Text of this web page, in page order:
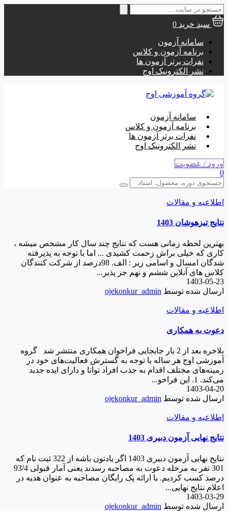
جستجو
برای:
سبد خرید 0
سامانه آزمون
برنامه آزمون و کلاس
نفرات برتر آزمون ها
نشر الکترونیک اوج
سامانه آزمون
برنامه آزمون و کلاس
نفرات برتر آزمون ها
نشر الکترونیک اوج
ورود / عضویت
0
اطلاعیه و مقالات
نتایج تیزهوشان 1403
بهترین لحظه زمانی هست که نتایج چند سال کار مشخص میشه ،
کاری که خیلی براش زحمت کشیدی ... اما با توجه به پذیرفته
شدگان امسال و اسامی زیر : الف. 98درصد از شرکت کنندگان
کلاس های آنلاین ششم و نهم جز پذیر...
1403-05-23
ارسال شده توسط ojekonkur_admin
اطلاعیه و مقالات
دعوت به همکاری
بلاخره بعد از 2 بار جابجایی فراخوان همکاری منتشر شد گروه
آموزشی اوج هر ساله با توجه به گسترش فعالیت‌های خود در
زمینه‌های مختلف اقدام به جذب افراد توانا و دارای ایده جدید
می‌کند. 1. این فراخو...
1403-04-20
ارسال شده توسط ojekonkur_admin
اطلاعیه و مقالات
نتایج نهایی آزمون دبیری 1403
نتایج نهایی آزمون دبیری 1403 اگر یادتون باشه از 322 ثبت نام که
301 نفر به مرحله دعوت به مصاحبه رسدند یعنی آمار قبولی 93/4
درصذ کسب کردیم. با ارائه پک رایگان مصاحبه به عنوان هدیه در
اعلام نتایج نهایی...
1403-03-29
ارسال شده توسط ojekonkur_admin